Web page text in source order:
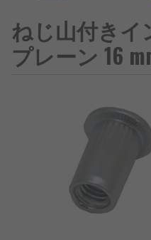
ねじ山付きイ
プレーン 16